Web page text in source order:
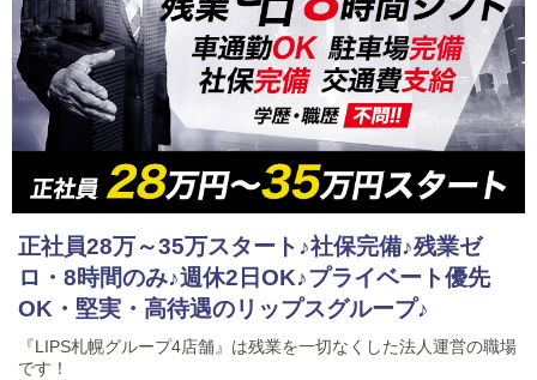
正社員28万～35万スタート♪社保完備♪残業ゼ
ロ・8時間のみ♪週休2日OK♪プライベート優先
OK・堅実・高待遇のリップスグループ♪
『LIPS札幌グループ4店舗』は残業を一切なくした法人運営の職場
です！